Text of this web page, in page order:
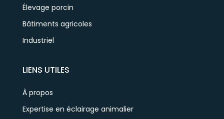
Élevage porcin
Bâtiments agricoles
Industriel
LIENS UTILES
À propos
Expertise en éclairage animalier